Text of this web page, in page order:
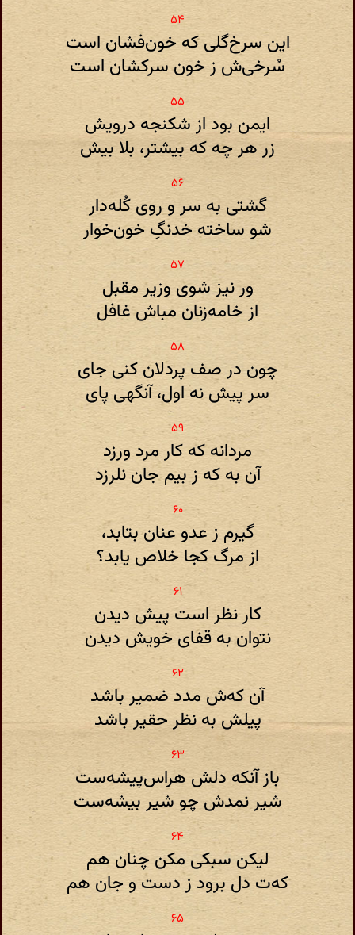
این سرخ‌گلی که خون‌فشان است
سُرخی‌ش ز خون سر‌کشان است
ایمن بود از شکنجه درویش
زر هر چه که بیشتر، بلا بیش
گشتی به سر و روی کُله‌دار
شو ساخته خدنگ‌ِ خون‌خوار
ور نیز شوی وزیر مقبل
از خامه‌زنان مباش غافل
چون در صف پردلان کنی جای
سر پیش نه اول، آنگهی پای
مردانه که کار مرد ورزد
آن به که ز بیم جان نلرزد
گیرم ز عدو عنان بتابد،
از مرگ کجا خلاص یابد؟
کار نظر است پیش دیدن
نتوان به قفای خویش دیدن
آن که‌ش مدد ضمیر باشد
پیلش به نظر حقیر باشد
باز آنکه دلش هراس‌پیشه‌ست
شیر نمدش چو شیر بیشه‌ست
لیکن سبکی مکن چنان هم
که‌ت دل برود ز دست و جان هم